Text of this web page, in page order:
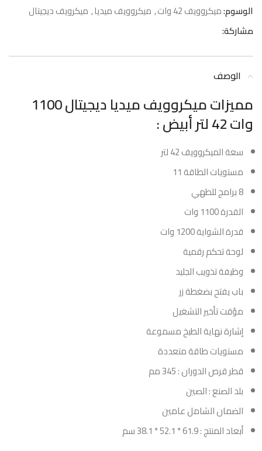
الوسوم:ميكروويف 42 وات , ميكروويف ميديا, ميكرويف ديجيتال
مشاركة:
الوصف
مميزات ميكروويف ميديا ديجيتال 1100
وات 42 لتر أبيض :
سعة الميكروويف 42 لتر
مستويات الطاقة 11
8 برامج للطهي
القدرة 1100 وات
قدرة الشواية 1200 وات
لوحة تحكم رقمية
وظيفة تذويب الجليد
باب يفتح بضغطة زر
مؤقت تأخير التشغيل
إشارة نهاية الطبخ مسموعة
مستويات طاقة متعددة
قطر قرص الدوران : 345 مم
بلد الصنع : الصين
الضمان الشامل عامين
أبعاد المنتج : 61.9 * 52.1 * 38.1 سم